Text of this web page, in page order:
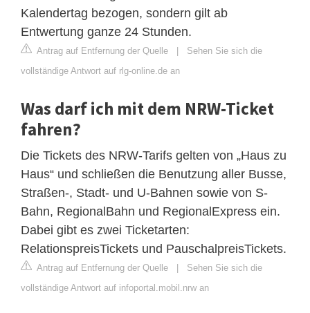
Kalendertag bezogen, sondern gilt ab
Entwertung ganze 24 Stunden.
Antrag auf Entfernung der Quelle | Sehen Sie sich die
vollständige Antwort auf rlg-online.de an
Was darf ich mit dem NRW-Ticket
fahren?
Die Tickets des NRW-​Tarifs gelten von „Haus zu
Haus“ und schließen die Benutzung aller Busse,
Straßen-​, Stadt-​ und U-​Bahnen sowie von S-​
Bahn, RegionalBahn und RegionalExpress ein.
Dabei gibt es zwei Ticketarten:
RelationspreisTickets und PauschalpreisTickets.
Antrag auf Entfernung der Quelle | Sehen Sie sich die
vollständige Antwort auf infoportal.mobil.nrw an